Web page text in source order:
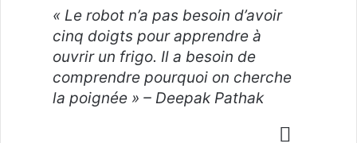
« Le robot n’a pas besoin d’avoir
cinq doigts pour apprendre à
ouvrir un frigo. Il a besoin de
comprendre pourquoi on cherche
la poignée » – Deepak Pathak